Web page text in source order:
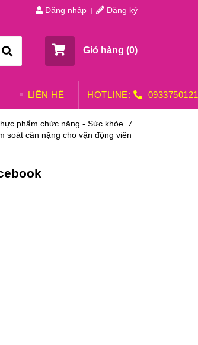
Đăng nhập Đăng ký
Giỏ hàng (0)
LIÊN HỆ HOTLINE: 0933750121
phẩm chức năng - Sức khỏe
/
soát cân nặng cho vận động viên